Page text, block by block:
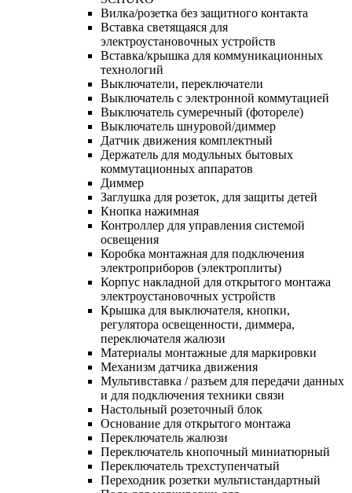
Вилка/розетка без защитного контакта
Вставка светящаяся для
электроустановочных устройств
Вставка/крышка для коммуникационных
технологий
Выключатели, переключатели
Выключатель с электронной коммутацией
Выключатель сумеречный (фотореле)
Выключатель шнуровой/диммер
Датчик движения комплектный
Держатель для модульных бытовых
коммутационных аппаратов
Диммер
Заглушка для розеток, для защиты детей
Кнопка нажимная
Контроллер для управления системой
освещения
Коробка монтажная для подключения
электроприборов (электроплиты)
Корпус накладной для открытого монтажа
электроустановочных устройств
Крышка для выключателя, кнопки,
регулятора освещенности, диммера,
переключателя жалюзи
Материалы монтажные для маркировки
Механизм датчика движения
Мультивставка / разъем для передачи данных
и для подключения техники связи
Настольный розеточный блок
Основание для открытого монтажа
Переключатель жалюзи
Переключатель кнопочный миниатюрный
Переключатель трехступенчатый
Переходник розетки мультистандартный